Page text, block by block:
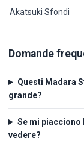
Akatsuki Sfondi
Domande
Questi Madara
grande?
Se mi piacciono
vedere?